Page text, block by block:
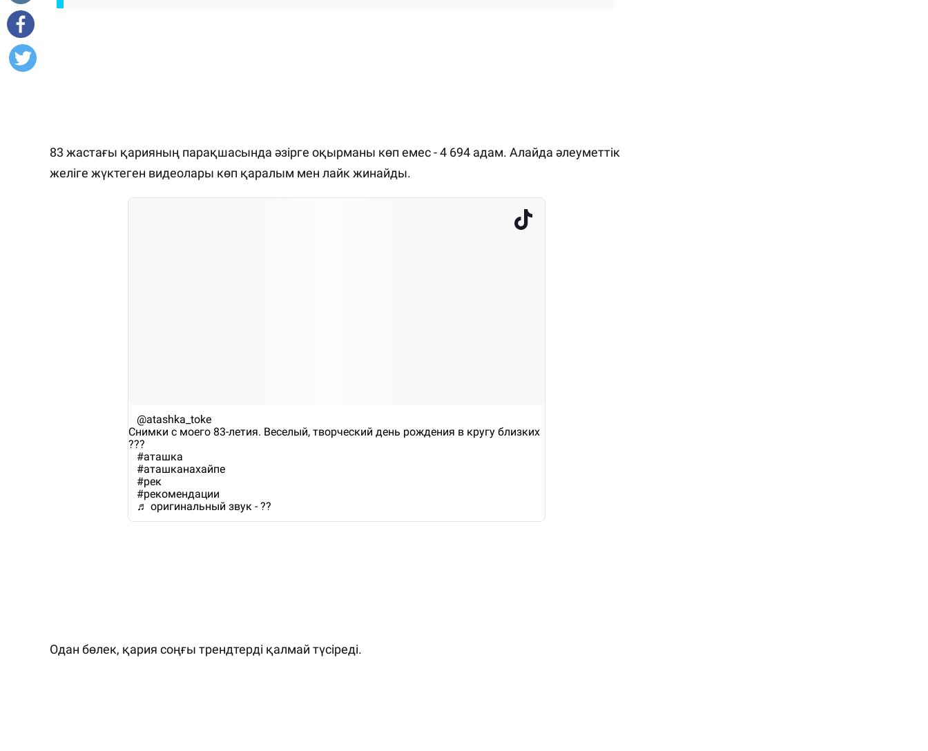
83 жастағы қарияның парақшасында әзірге оқырманы көп емес - 4 694 адам. Алайда әлеуметтік
желіге жүктеген видеолары көп қаралым мен лайк жинайды.
@atashka_toke
Снимки с моего 83-летия. Веселый, творческий день рождения в кругу близких
???
#аташка
#аташканахайпе
#рек
#рекомендации
♬ оригинальный звук - ??
Одан бөлек, қария соңғы трендтерді қалмай түсіреді.